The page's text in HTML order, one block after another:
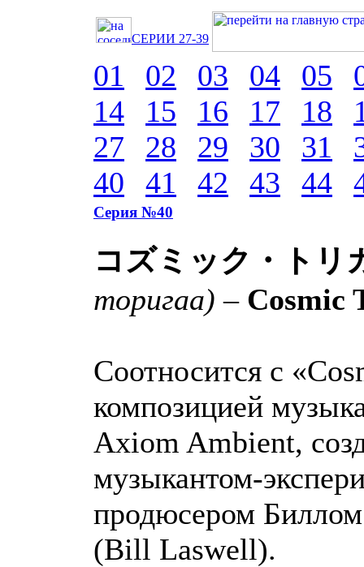
СЕРИИ 27-39
01 02 03 04 05
14
15 16 17 18
27
28 29 30 31
40
41 42 43 44
Серия №40
コズミック・トリ
торигаа) – Cosmic
Соотносится с
композицией
Axiom Ambient,
музыкантом-
продюсером
(Bill Laswell).